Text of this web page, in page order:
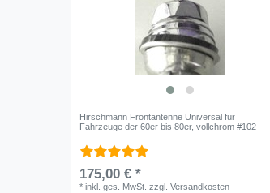
Hirschmann Frontantenne Universal für
Fahrzeuge der 60er bis 80er, vollchrom #102
175,00 € *
*inkl. ges. MwSt. zzgl.Versandkosten